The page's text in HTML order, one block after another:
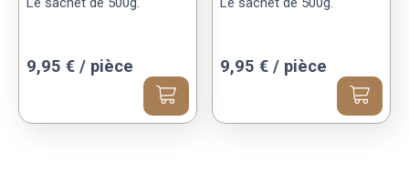
9,95 € / pièce 9,95 € / pièce